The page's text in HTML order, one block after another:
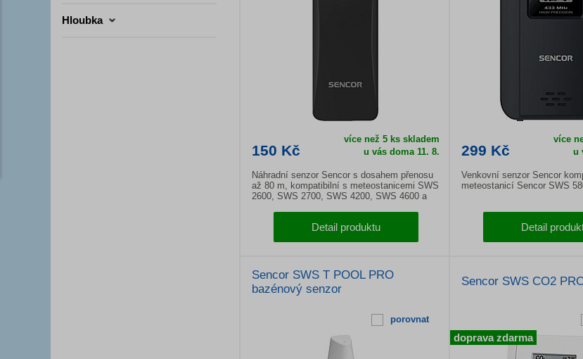
150 Kč
více než 5 ks skladem
u vás doma 11. 8.
Náhradní senzor Sencor s dosahem přenosu
až 80 m, kompatibilní s meteostanicemi SWS
2600, SWS 2700, SWS 4200, SWS 4600 a
Detail produktu
299 Kč
více
u
Venkovní senzor Sencor
meteostanicí Sencor SWS
Detail
Sencor SWS T POOL PRO
bazénový senzor
porovnat
Sencor SWS CO2
doprava zdarma
Hloubka